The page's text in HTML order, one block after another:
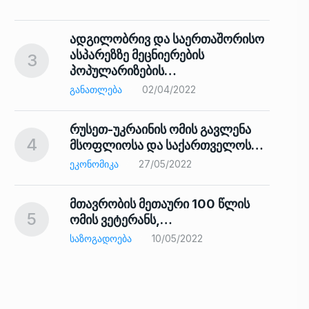
3
ადგილობრივ და საერთაშორისო
ასპარეზზე მეცნიერების
პოპულარიზების…
ᲒᲐᲜᲐᲗᲚᲔᲑᲐ 02/04/2022
4
რუსეთ-უკრაინის ომის გავლენა
მსოფლიოსა და საქართველოს…
ᲔᲙᲝᲜᲝᲛᲘᲙᲐ 27/05/2022
5
მთავრობის მეთაური 100 წლის
ომის ვეტერანს,…
ᲡᲐᲖᲝᲒᲐᲓᲝᲔᲑᲐ 10/05/2022